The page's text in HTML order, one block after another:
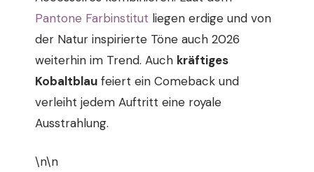
Pantone Farbinstitut liegen erdige und von
der Natur inspirierte Töne auch 2026
weiterhin im Trend. Auch kräftiges
Kobaltblau feiert ein Comeback und
verleiht jedem Auftritt eine royale
Ausstrahlung.
\n\n